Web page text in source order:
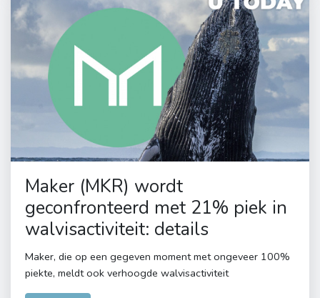
Maker (MKR) wordt
geconfronteerd met 21% piek in
walvisactiviteit: details
Maker, die op een gegeven moment met ongeveer 100%
piekte, meldt ook verhoogde walvisactiviteit